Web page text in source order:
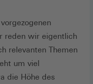
reden wir eigentlich
relevanten Themen
um viel
die Höhe des